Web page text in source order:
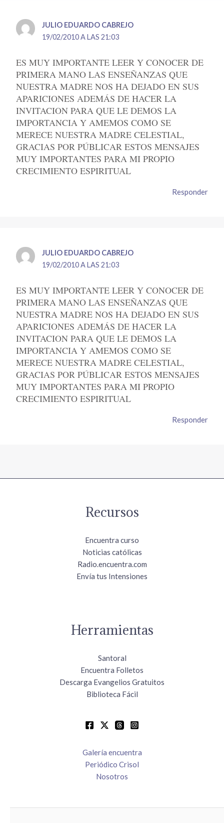
JULIO EDUARDO CABREJO
19/02/2010 A LAS 21:03
ES MUY IMPORTANTE LEER Y CONOCER DE
PRIMERA MANO LAS ENSEÑANZAS QUE
NUESTRA MADRE NOS HA DEJADO EN SUS
APARICIONES ADEMÁS DE HACER LA
INVITACION PARA QUE LE DEMOS LA
IMPORTANCIA Y AMEMOS COMO SE
MERECE NUESTRA MADRE CELESTIAL,
GRACIAS POR PÚBLICAR ESTOS MENSAJES
MUY IMPORTANTES PARA MI PROPIO
CRECIMIENTO ESPIRITUAL
Responder
JULIO EDUARDO CABREJO
19/02/2010 A LAS 21:03
ES MUY IMPORTANTE LEER Y CONOCER DE
PRIMERA MANO LAS ENSEÑANZAS QUE
NUESTRA MADRE NOS HA DEJADO EN SUS
APARICIONES ADEMÁS DE HACER LA
INVITACION PARA QUE LE DEMOS LA
IMPORTANCIA Y AMEMOS COMO SE
MERECE NUESTRA MADRE CELESTIAL,
GRACIAS POR PÚBLICAR ESTOS MENSAJES
MUY IMPORTANTES PARA MI PROPIO
CRECIMIENTO ESPIRITUAL
Responder
Recursos
Encuentra curso
Noticias católicas
Radio.encuentra.com
Envía tus Intensiones
Herramientas
Santoral
Encuentra Folletos
Descarga Evangelios Gratuitos
Biblioteca Fácil
Galería encuentra
Periódico Crisol
Nosotros